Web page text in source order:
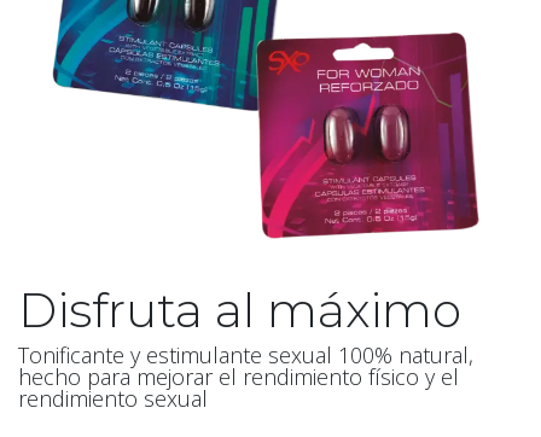
Disfruta al máximo
Tonificante y estimulante sexual 100% natural,
hecho para mejorar el rendimiento físico y el
rendimiento sexual